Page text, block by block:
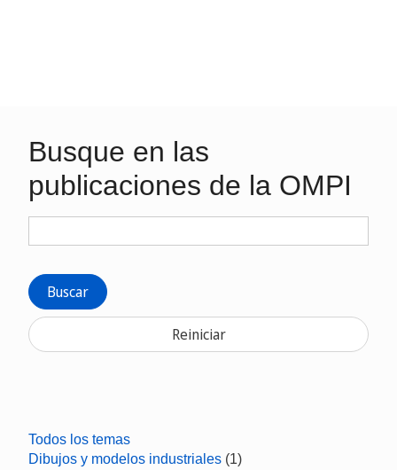
Busque en las
publicaciones de la OMPI
Buscar
Reiniciar
Todos los temas
Dibujos y modelos industriales (1)